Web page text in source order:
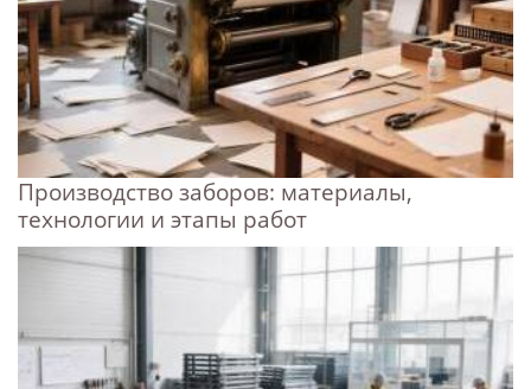
Производство заборов: материалы,
технологии и этапы работ